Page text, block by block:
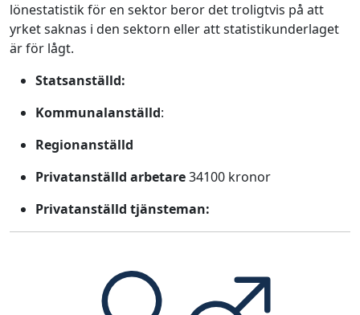
lönestatistik för en sektor beror det troligtvis på att
yrket saknas i den sektorn eller att statistikunderlaget
är för lågt.
Statsanställd:
Kommunalanställd:
Regionanställd
Privatanställd arbetare34100 kronor
Privatanställd tjänsteman: